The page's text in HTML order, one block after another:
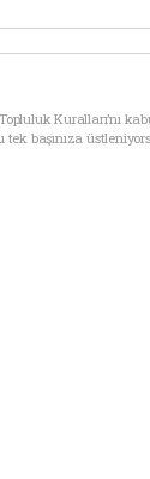
Kuralları’nı
tek başınıza